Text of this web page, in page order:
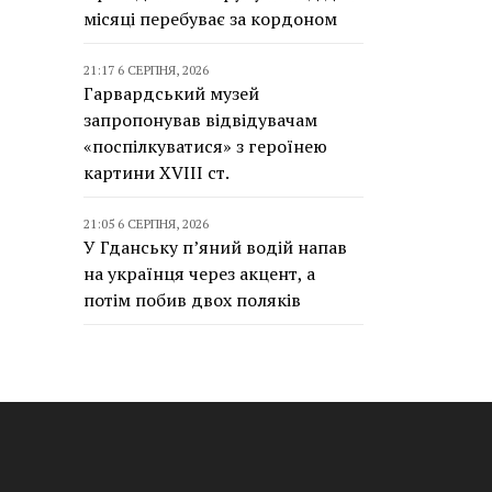
місяці перебуває за кордоном
21:17 6 СЕРПНЯ, 2026
Гарвардський музей
запропонував відвідувачам
«поспілкуватися» з героїнею
картини XVIII ст.
21:05 6 СЕРПНЯ, 2026
У Гданську п’яний водій напав
на українця через акцент, а
потім побив двох поляків